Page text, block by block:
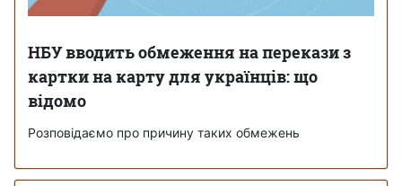
НБУ вводить обмеження на перекази з
картки на карту для українців: що
відомо
Розповідаємо про причину таких обмежень